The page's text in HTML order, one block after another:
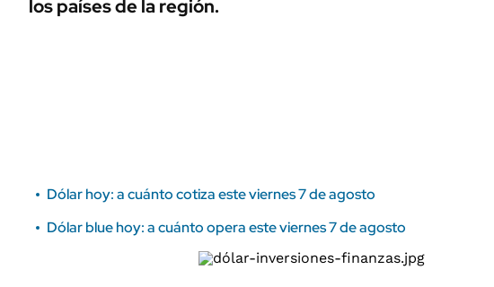
los países de la región.
Dólar hoy: a cuánto cotiza este viernes 7 de agosto
Dólar blue hoy: a cuánto opera este viernes 7 de agosto